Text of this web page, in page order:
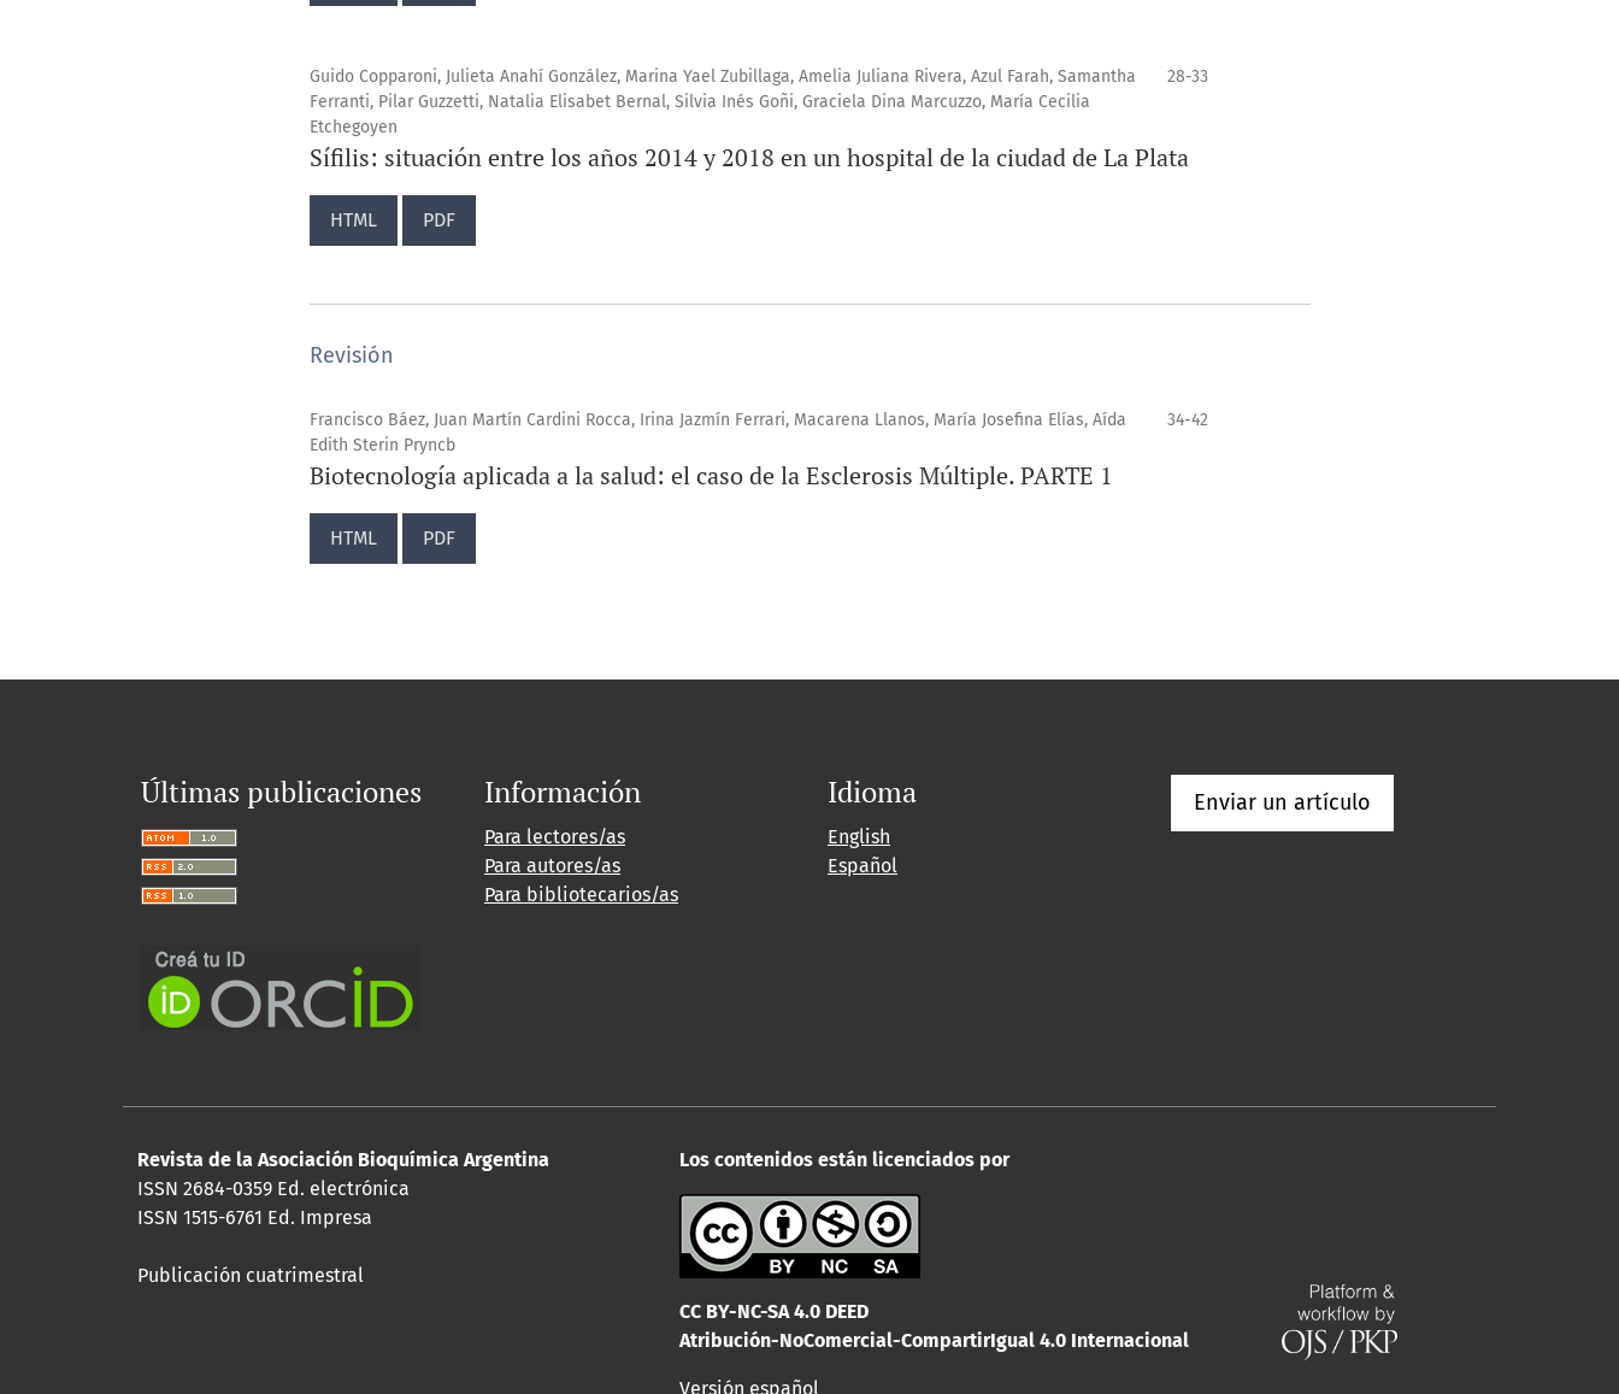
Guido Copparoni, Julieta Anahí González, Marina Yael Zubillaga, Amelia Juliana Rivera, Azul Farah, Samantha
Ferranti, Pilar Guzzetti, Natalia Elisabet Bernal, Silvia Inés Goñi, Graciela Dina Marcuzzo, María Cecilia
Etchegoyen
28-33
Sífilis: situación entre los años 2014 y 2018 en un hospital de la ciudad de La Plata
HTML PDF
Revisión
Francisco Báez, Juan Martín Cardini Rocca, Irina Jazmín Ferrari, Macarena Llanos, María Josefina Elías, Aída
Edith Sterin Pryncb
34-42
Biotecnología aplicada a la salud: el caso de la Esclerosis Múltiple. PARTE 1
HTML PDF
Últimas publicaciones Información
Para lectores/as
Para autores/as
Para bibliotecarios/as
Idioma
English
Español
Enviar un artículo
Revista de la Asociación Bioquímica Argentina
ISSN 2684-0359 Ed. electrónica
ISSN 1515-6761 Ed. Impresa
Publicación cuatrimestral
Los contenidos están licenciados por
CC BY-NC-SA 4.0 DEED
Atribución-NoComercial-CompartirIgual 4.0 Internacional
Versión español